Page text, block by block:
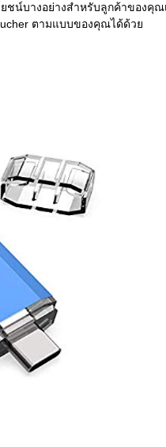
ชน์บางอย่างสำหรับลูกค้าของคุ
ตามแบบของคุณได้ด้วย